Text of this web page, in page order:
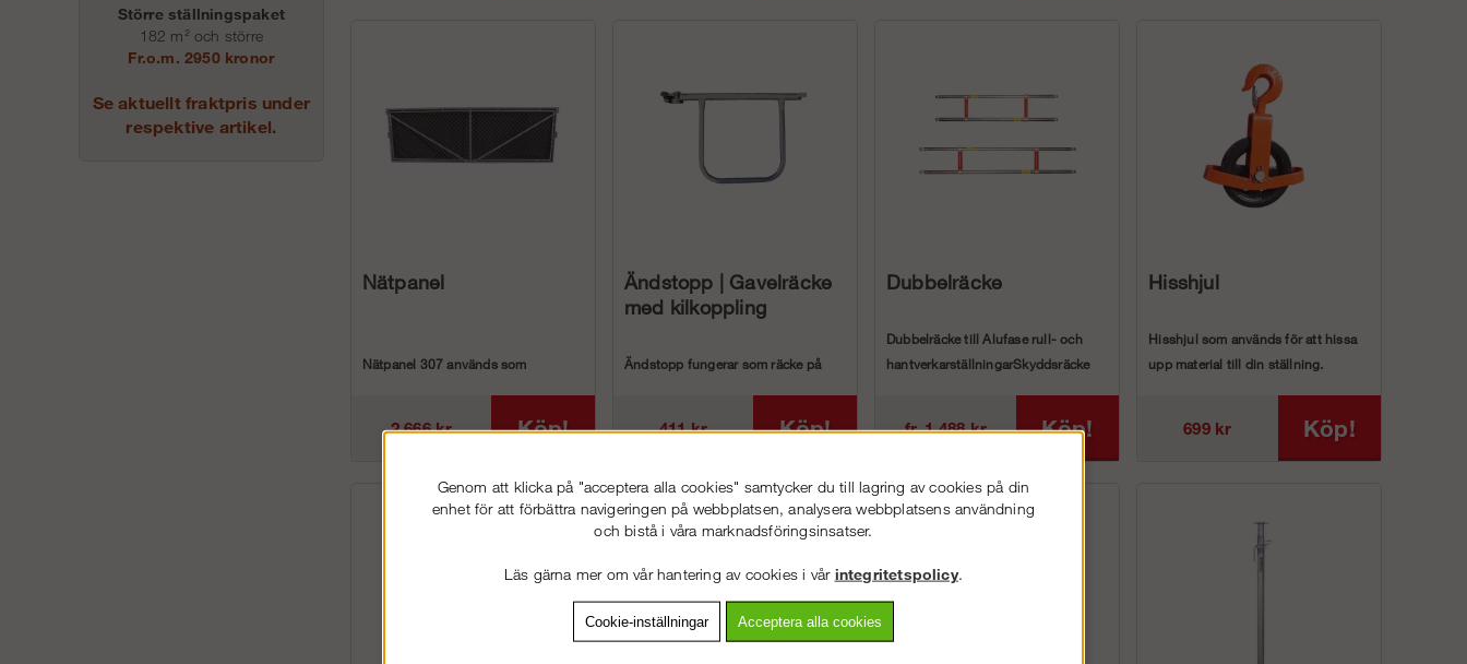
Större ställningspaket
182 m² och större
Fr.o.m. 2950 kronor
Se aktuellt fraktpris under
respektive artikel.
Nätpanel
Nätpanel 307 används som
2 666 kr Köp!
Ändstopp | Gavelräcke
med kilkoppling
Ändstopp fungerar som räcke på
411 kr Köp!
Dubbelräcke
Dubbelräcke till Alufase rull- och
hantverkarställningarSkyddsräcke
fr. 1 488 kr Köp!
Hisshjul
Hisshjul som används för att hissa
upp material till din ställning.
699 kr Köp!
Genom att klicka på "acceptera alla cookies" samtycker du till lagring av cookies på din
enhet för att förbättra navigeringen på webbplatsen, analysera webbplatsens användning
och bistå i våra marknadsföringsinsatser.
Läs gärna mer om vår hantering av cookies i vår integritetspolicy.
Cookie-inställningar Acceptera alla cookies